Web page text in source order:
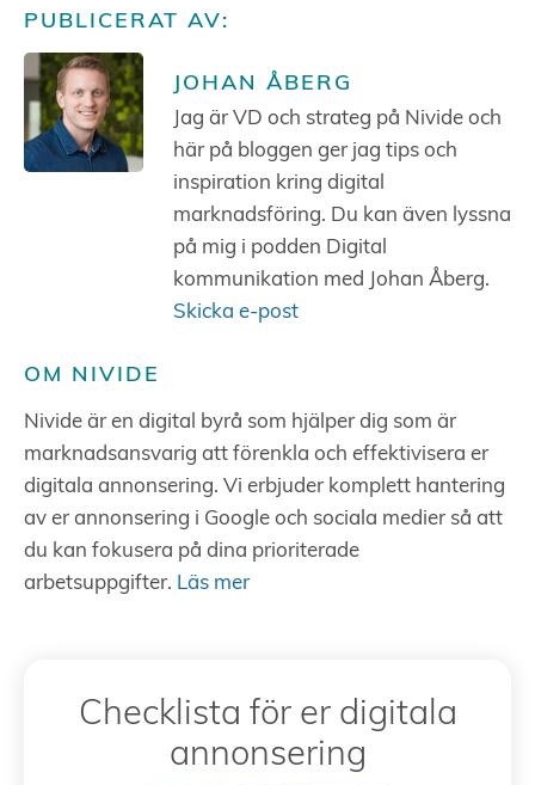
PUBLICERAT AV:
JOHAN ÅBERG
Jag är VD och strateg på Nivide och
här på bloggen ger jag tips och
inspiration kring digital
marknadsföring. Du kan även lyssna
på mig i podden Digital
kommunikation med Johan Åberg.
Skicka e-post
OM NIVIDE
Nivide är en digital byrå som hjälper dig som är
marknadsansvarig att förenkla och effektivisera er
digitala annonsering. Vi erbjuder komplett hantering
av er annonsering i Google och sociala medier så att
du kan fokusera på dina prioriterade
arbetsuppgifter. Läs mer
Checklista för er digitala
annonsering